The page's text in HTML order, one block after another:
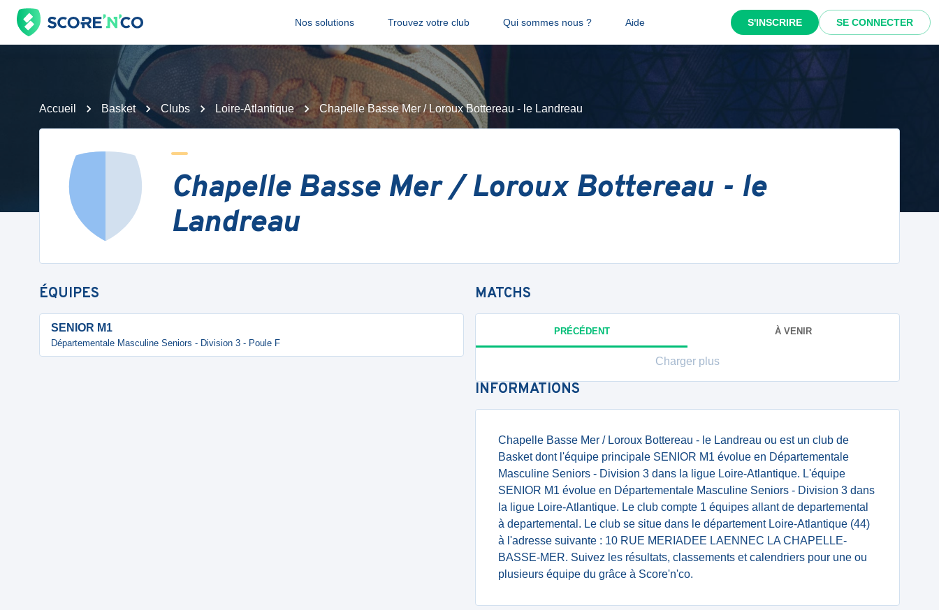
Nos solutions Trouvez votre club Qui sommes nous ? Aide S'INSCRIRE SE CONNECTER
Accueil Basket Clubs Loire-Atlantique Chapelle Basse Mer / Loroux Bottereau - le Landreau
Chapelle Basse Mer / Loroux Bottereau - le
Landreau
ÉQUIPES
SENIOR M1
Départementale Masculine Seniors - Division 3 - Poule F
MATCHS
PRÉCÉDENT À VENIR
Charger plus
INFORMATIONS
Chapelle Basse Mer / Loroux Bottereau - le Landreau ou est un club de
Basket dont l'équipe principale SENIOR M1 évolue en Départementale
Masculine Seniors - Division 3 dans la ligue Loire-Atlantique. L'équipe
SENIOR M1 évolue en Départementale Masculine Seniors - Division 3 dans
la ligue Loire-Atlantique. Le club compte 1 équipes allant de departemental
à departemental. Le club se situe dans le département Loire-Atlantique (44)
à l'adresse suivante : 10 RUE MERIADEE LAENNEC LA CHAPELLE-
BASSE-MER. Suivez les résultats, classements et calendriers pour une ou
plusieurs équipe du grâce à Score'n'co.